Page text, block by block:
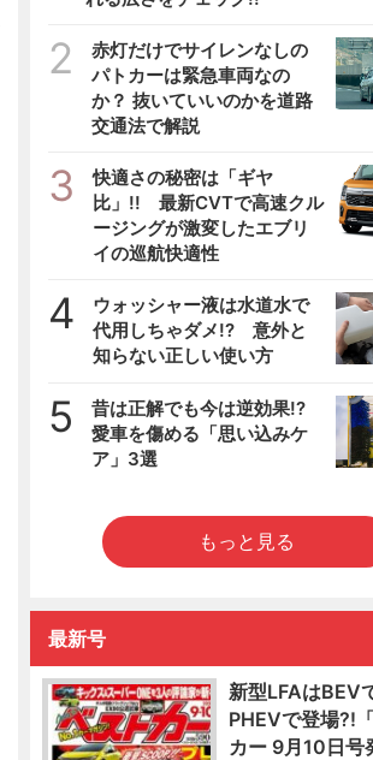
2
赤灯だけでサイレンなしの
パトカーは緊急車両なの
か？ 抜いていいのかを道路
交通法で解説
3
快適さの秘密は「ギヤ
比」!! 最新CVTで高速クル
ージングが激変したエブリ
イの巡航快適性
4
ウォッシャー液は水道水で
代用しちゃダメ!? 意外と
知らない正しい使い方
5
昔は正解でも今は逆効果!?
愛車を傷める「思い込みケ
ア」3選
もっと見る
最新号
新型LFAはBEV
PHEVで登場?!
カー 9月10日号